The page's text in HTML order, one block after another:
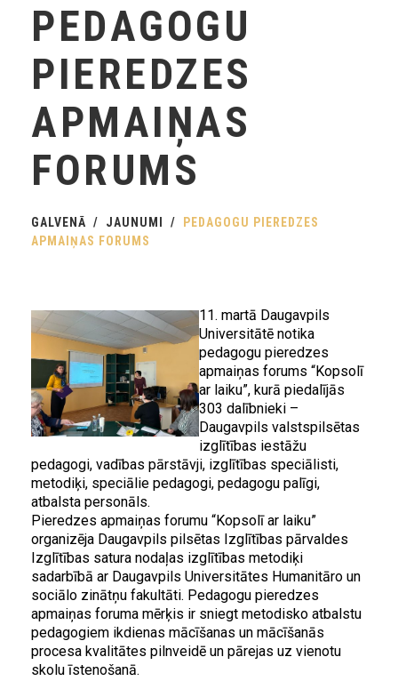
PEDAGOGU
PIEREDZES
APMAIŅAS
FORUMS
GALVENĀ JAUNUMI
PEDAGOGU PIEREDZES
APMAIŅAS FORUMS
11. martā Daugavpils
Universitātē notika
pedagogu pieredzes
apmaiņas forums “Kopsolī
ar laiku”, kurā piedalījās
303 dalībnieki –
Daugavpils valstspilsētas
izglītības iestāžu
pedagogi, vadības pārstāvji, izglītības speciālisti,
metodiķi, speciālie pedagogi, pedagogu palīgi,
atbalsta personāls.
Pieredzes apmaiņas forumu “Kopsolī ar laiku”
organizēja Daugavpils pilsētas Izglītības pārvaldes
Izglītības satura nodaļas izglītības metodiķi
sadarbībā ar Daugavpils Universitātes Humanitāro un
sociālo zinātņu fakultāti. Pedagogu pieredzes
apmaiņas foruma mērķis ir sniegt metodisko atbalstu
pedagogiem ikdienas mācīšanas un mācīšanās
procesa kvalitātes pilnveidē un pārejas uz vienotu
skolu īstenošanā.